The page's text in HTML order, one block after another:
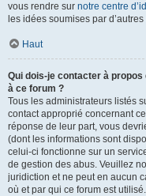
vous rendre sur notre centre
les idées soumises par
Haut
Qui dois-je contacter à propos
à ce forum ?
Tous les administrateurs listés
contact approprié concernant
réponse de leur part, vous
(dont les informations sont
celui-ci fonctionne sur un
de gestion des abus. Veuillez
juridiction et ne peut en aucun
où et par qui ce forum est